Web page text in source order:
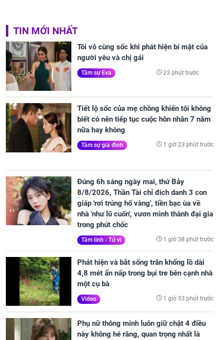
TIN MỚI NHẤT
Tôi vô cùng sốc khi phát hiện bí mật của
người yêu và chị gái
Tâm sự Eva 23 phút trước
Tiết lộ sốc của mẹ chồng khiến tôi không
biết có nên tiếp tục cuộc hôn nhân 7 năm
nữa hay không
Tâm sự gia đình 1 giờ 23 phút trước
Đúng 6h sáng ngày mai, thứ Bảy
8/8/2026, Thần Tài chỉ đích danh 3 con
giáp 'rơi trúng hố vàng', tiền bạc ùa về
nhà 'như lũ cuốn', vươn mình thành đại gia
trong phút chốc
Tâm linh - Tử vi 1 giờ 38 phút trước
Phát hiện và bắt sống trăn khổng lồ dài
4,8 mét ẩn nấp trong bụi tre bên cạnh nhà
một cụ bà
Video 1 giờ 53 phút trước
Phụ nữ thông minh luôn giữ chặt 4 điều
này không hé răng, quan trọng nhất là